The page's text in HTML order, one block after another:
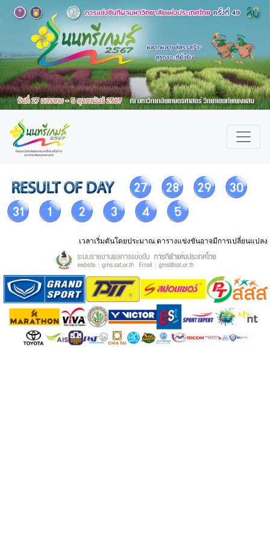
เวลาเริ่มตันโดยประมาณ ตารางแข่งขันอาจมีการเปลี่ยนแปลง